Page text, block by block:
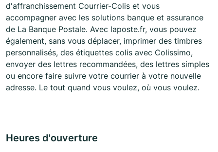
d'affranchissement Courrier-Colis et vous
accompagner avec les solutions banque et assurance
de La Banque Postale. Avec laposte.fr, vous pouvez
également, sans vous déplacer, imprimer des timbres
personnalisés, des étiquettes colis avec Colissimo,
envoyer des lettres recommandées, des lettres simples
ou encore faire suivre votre courrier à votre nouvelle
adresse. Le tout quand vous voulez, où vous voulez.
Heures d'ouverture